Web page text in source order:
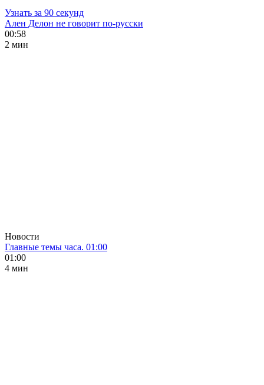
Узнать за 90 секунд
Ален Делон не говорит по-русски
00:58
2 мин
Новости
Главные темы часа. 01:00
01:00
4 мин